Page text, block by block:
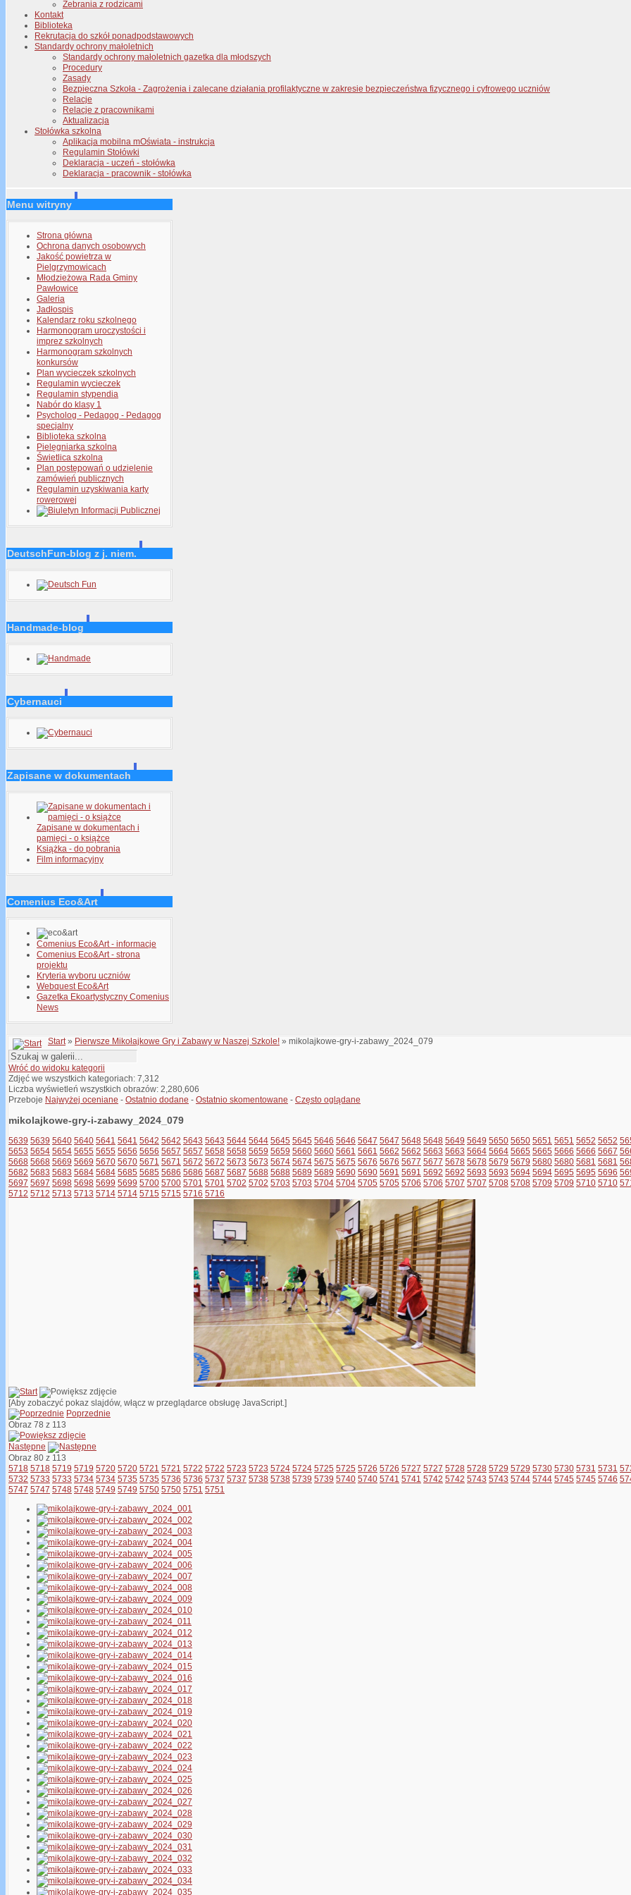
Zebrania z rodzicami
Kontakt
Biblioteka
Rekrutacja do szkół ponadpodstawowych
Standardy ochrony małoletnich
Standardy ochrony małoletnich gazetka dla młodszych
Procedury
Zasady
Bezpieczna Szkoła - Zagrożenia i zalecane działania profilaktyczne w zakresie bezpieczeństwa fizycznego i cyfrowego uczniów
Relacje
Relacje z pracownikami
Aktualizacja
Stołówka szkolna
Aplikacja mobilna mOświata - instrukcja
Regulamin Stołówki
Deklaracja - uczeń - stołówka
Deklaracja - pracownik - stołówka
Menu witryny
Strona główna
Ochrona danych osobowych
Jakość powietrza w
Pielgrzymowicach
Młodzieżowa Rada Gminy
Pawłowice
Galeria
Jadłospis
Kalendarz roku szkolnego
Harmonogram uroczystości i
imprez szkolnych
Harmonogram szkolnych
konkursów
Plan wycieczek szkolnych
Regulamin wycieczek
Regulamin stypendia
Nabór do klasy 1
Psycholog - Pedagog - Pedagog
specjalny
Biblioteka szkolna
Pielęgniarka szkolna
Świetlica szkolna
Plan postępowań o udzielenie
zamówień publicznych
Regulamin uzyskiwania karty
rowerowej
DeutschFun-blog z j. niem.
Handmade-blog
Cybernauci
Zapisane w dokumentach
Zapisane w dokumentach i
pamięci - o książce
Książka - do pobrania
Film informacyjny
Comenius Eco&Art
Comenius Eco&Art - informacje
Comenius Eco&Art - strona
projektu
Kryteria wyboru uczniów
Webquest Eco&Art
Gazetka Ekoartystyczny Comenius
News
Start» Pierwsze Mikołajkowe Gry i Zabawy w Naszej Szkole! » mikolajkowe-gry-i-zabawy_2024_079
Wróć do widoku kategorii
Zdjęć we wszystkich kategoriach: 7,312
Liczba wyświetleń wszystkich obrazów: 2,280,606
Przeboje Najwyżej oceniane - Ostatnio dodane - Ostatnio skomentowane - Często oglądane
mikolajkowe-gry-i-zabawy_2024_079
5639 5639 5640 5640 5641 5641 5642 5642 5643 5643 5644 5644 5645 5645 5646 5646 5647 5647 5648 5648 5649 5649 5650 5650 5651 5651 5652 5652
5653 5654 5654 5655 5655 5656 5656 5657 5657 5658 5658 5659 5659 5660 5660 5661 5661 5662 5662 5663 5663 5664 5664 5665 5665 5666 5666 5667
5668 5668 5669 5669 5670 5670 5671 5671 5672 5672 5673 5673 5674 5674 5675 5675 5676 5676 5677 5677 5678 5678 5679 5679 5680 5680 5681 5681
5682 5683 5683 5684 5684 5685 5685 5686 5686 5687 5687 5688 5688 5689 5689 5690 5690 5691 5691 5692 5692 5693 5693 5694 5694 5695 5695 5696
5697 5697 5698 5698 5699 5699 5700 5700 5701 5701 5702 5702 5703 5703 5704 5704 5705 5705 5706 5706 5707 5707 5708 5708 5709 5709 5710 5710
5712 5712 5713 5713 5714 5714 5715 5715 5716 5716
[Aby zobaczyć pokaz slajdów, włącz w przeglądarce obsługę JavaScript.]
Poprzednie
Obraz 78 z 113
Następne
Obraz 80 z 113
5718 5718 5719 5719 5720 5720 5721 5721 5722 5722 5723 5723 5724 5724 5725 5725 5726 5726 5727 5727 5728 5728 5729 5729 5730 5730 5731 5731
5732 5733 5733 5734 5734 5735 5735 5736 5736 5737 5737 5738 5738 5739 5739 5740 5740 5741 5741 5742 5742 5743 5743 5744 5744 5745 5745 5746
5747 5747 5748 5748 5749 5749 5750 5750 5751 5751